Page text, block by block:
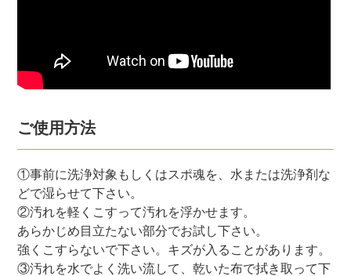
ご使用方法
①事前に洗浄対象もしくはスポ魂を、水または洗浄剤な
どで湿らせて下さい。
②汚れを軽くこすって汚れを浮かせます。
あらかじめ目立たない部分でお試し下さい。
強くこすらないで下さい。キズが入ることがあります。
③汚れを水でよく洗い流して、乾いた布で拭き取って下